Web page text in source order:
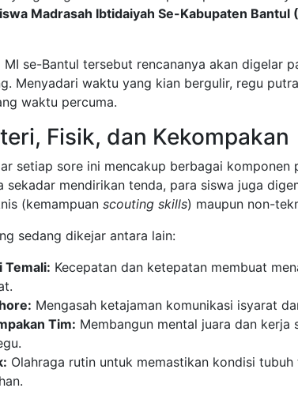
Madrasah Ibtidaiyah Se-Kabupaten Bantul
MI se-Bantul tersebut rencananya akan digelar
Menyadari waktu yang kian bergulir, regu
waktu percuma.
Fisik, dan Kekompakan
setiap sore ini mencakup berbagai komponen
sekadar mendirikan tenda, para siswa juga
(kemampuan scouting skills) maupun non-
sedang dikejar antara lain:
Temali: Kecepatan dan ketepatan membuat
Mengasah ketajaman komunikasi isyarat
Tim: Membangun mental juara dan kerja
Olahraga rutin untuk memastikan kondisi